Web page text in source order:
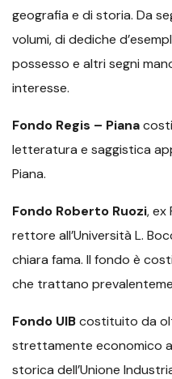
geografia e di storia. Da
volumi, di dediche
possesso e altri segni
interesse.
Fondo Regis – Piana
letteratura e saggistica
Piana.
Fondo Roberto Ruozi, ex
rettore all’Università L.
chiara fama. Il fondo è
che trattano
Fondo UIBcostituito da
strettamente economico
storica dell’Unione